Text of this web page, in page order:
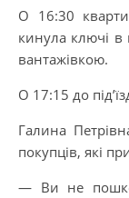
О 16:30
кинула ключі в
вантажівкою.
О 17:15 до
Галина
покупців, які
— Ви не